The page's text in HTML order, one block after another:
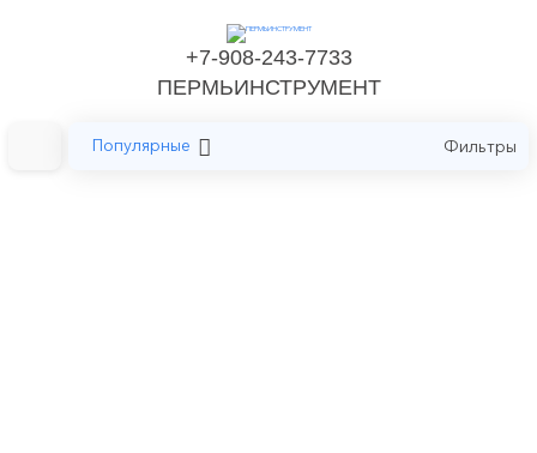
+7-908-243-7733
ПЕРМЬИНСТРУМЕНТ
Популярные Фильтры